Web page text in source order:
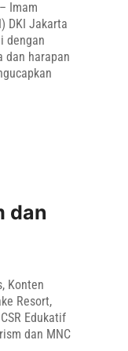
Imam
DKI Jakarta
dengan
dan harapan
dan
Konten
Resort,
Edukatif
dan MNC